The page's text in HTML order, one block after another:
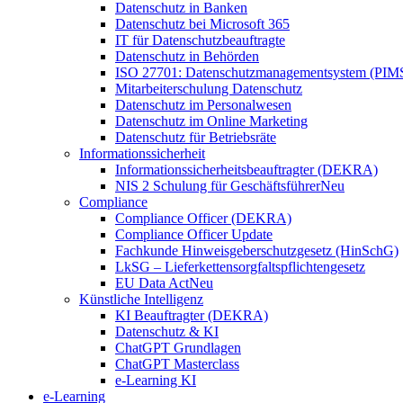
Datenschutz in Banken
Datenschutz bei Microsoft 365
IT für Datenschutzbeauftragte
Datenschutz in Behörden
ISO 27701: Datenschutzmanagementsystem
Mitarbeiterschulung Datenschutz
Datenschutz im Personalwesen
Datenschutz im Online Marketing
Datenschutz für Betriebsräte
Informationssicherheit
Informationssicherheitsbeauftragter (DEKRA)
NIS 2 Schulung für GeschäftsführerNeu
Compliance
Compliance Officer (DEKRA)
Compliance Officer Update
Fachkunde Hinweisgeberschutzgesetz (HinSchG)
LkSG – Lieferkettensorgfaltspflichtengesetz
EU Data ActNeu
Künstliche Intelligenz
KI Beauftragter (DEKRA)
Datenschutz & KI
ChatGPT Grundlagen
ChatGPT Masterclass
e-Learning KI
e-Learning